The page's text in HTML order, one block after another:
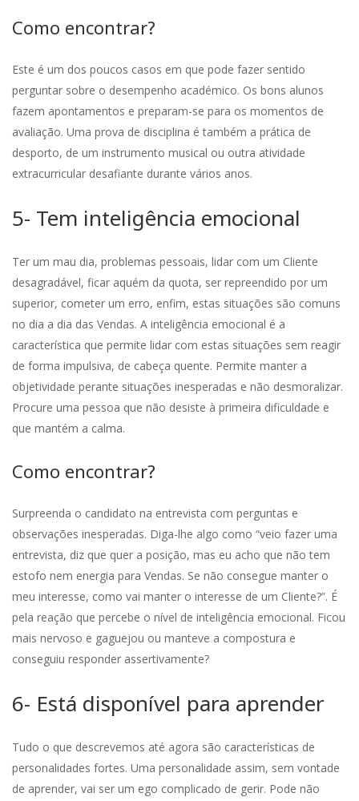
Como encontrar?
Este é um dos poucos casos em que pode fazer sentido
perguntar sobre o desempenho académico. Os bons alunos
fazem apontamentos e preparam-se para os momentos de
avaliação. Uma prova de disciplina é também a prática de
desporto, de um instrumento musical ou outra atividade
extracurricular desafiante durante vários anos.
5- Tem inteligência emocional
Ter um mau dia, problemas pessoais, lidar com um Cliente
desagradável, ficar aquém da quota, ser repreendido por um
superior, cometer um erro, enfim, estas situações são comuns
no dia a dia das Vendas. A inteligência emocional é a
característica que permite lidar com estas situações sem reagir
de forma impulsiva, de cabeça quente. Permite manter a
objetividade perante situações inesperadas e não desmoralizar.
Procure uma pessoa que não desiste à primeira dificuldade e
que mantém a calma.
Como encontrar?
Surpreenda o candidato na entrevista com perguntas e
observações inesperadas. Diga-lhe algo como “veio fazer uma
entrevista, diz que quer a posição, mas eu acho que não tem
estofo nem energia para Vendas. Se não consegue manter o
meu interesse, como vai manter o interesse de um Cliente?”. É
pela reação que percebe o nível de inteligência emocional. Ficou
mais nervoso e gaguejou ou manteve a compostura e
conseguiu responder assertivamente?
6- Está disponível para aprender
Tudo o que descrevemos até agora são características de
personalidades fortes. Uma personalidade assim, sem vontade
de aprender, vai ser um ego complicado de gerir. Pode não